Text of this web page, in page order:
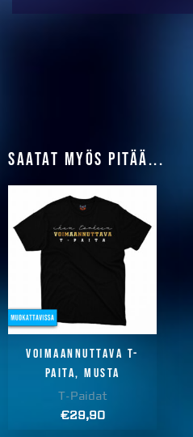
Saatat myös pitää...
Voimaannuttava T-
paita, musta
T-Paidat
€29,90